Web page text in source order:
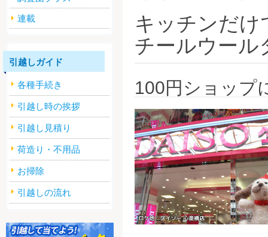
キッチンだけ
チールウール
100円ショップ
連載
引越しガイド
各種手続き
引越し時の挨拶
引越し見積り
荷造り・不用品
お掃除
引越しの流れ